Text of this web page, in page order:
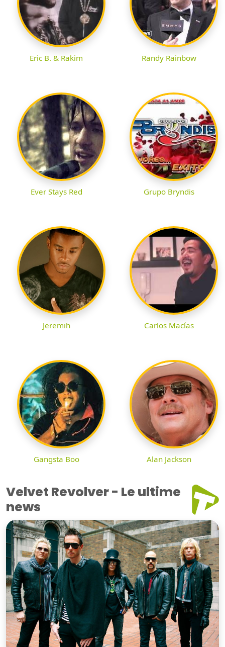
Eric B. & Rakim Randy Rainbow
Ever Stays Red Grupo Bryndis
Jeremih Carlos Macías
Gangsta Boo Alan Jackson
Velvet Revolver - Le ultime
news